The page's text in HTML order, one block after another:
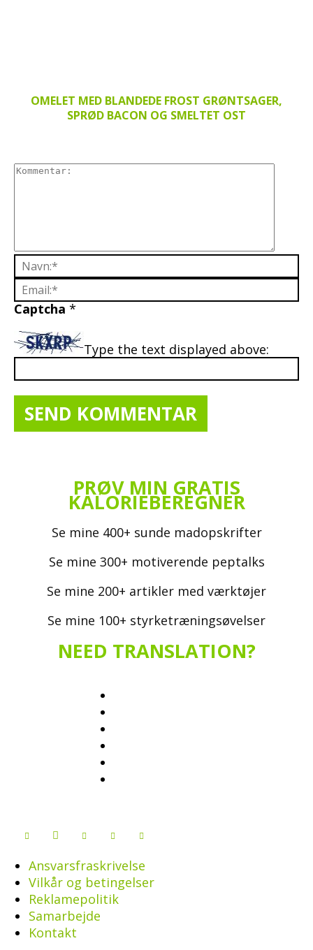
OMELET MED BLANDEDE FROST GRØNTSAGER,
SPRØD BACON OG SMELTET OST
Captcha *
Type the text displayed above:
PRØV MIN GRATIS
KALORIEBEREGNER
Se mine 400+ sunde madopskrifter
Se mine 300+ motiverende peptalks
Se mine 200+ artikler med værktøjer
Se mine 100+ styrketræningsøvelser
NEED TRANSLATION?
Ansvarsfraskrivelse
Vilkår og betingelser
Reklamepolitik
Samarbejde
Kontakt